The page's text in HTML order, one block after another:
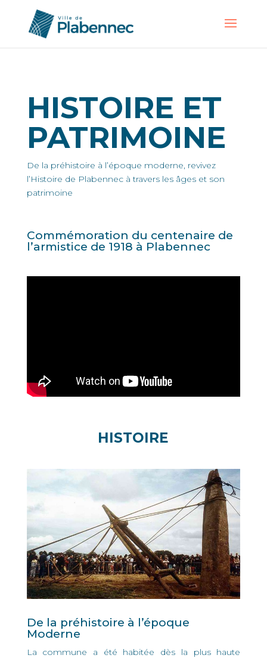
HISTOIRE ET
PATRIMOINE
De la préhistoire à l’époque moderne, revivez
l’Histoire de Plabennec à travers les âges et son
patrimoine
Commémoration du centenaire de
l’armistice de 1918 à Plabennec
HISTOIRE
De la préhistoire à l’époque
Moderne
La commune a été habitée dès la plus haute